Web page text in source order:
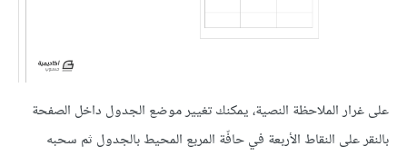
على غرار الملاحظة النصية، يمكنك تغيير موضع الجدول داخل الصفحة
بالنقر على النقاط الأربعة في حافّة المربع المحيط بالجدول ثم سحبه